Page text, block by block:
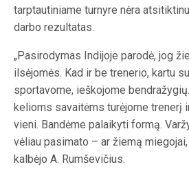
tarptautiniame turnyre nėra
darbo rezultatas.
„Pasirodymas Indijoje parodė, jog
ilsėjomės. Kad ir be trenerio, kartu
sportavome, ieškojome
kelioms savaitėms turėjome trenerį
vieni. Bandėme palaikyti formą.
vėliau pasimato – ar žiemą miegojai,
kalbėjo A. Rumševičius.